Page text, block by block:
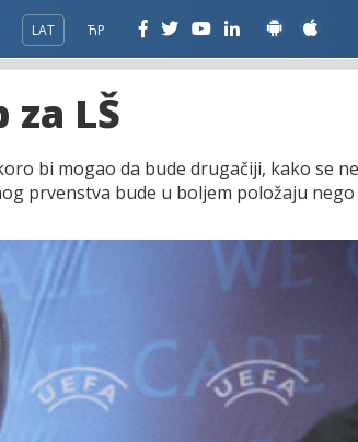
LAT ЋР
za LŠ
bi mogao da bude drugačiji, kako se
prvenstva bude u boljem položaju nego